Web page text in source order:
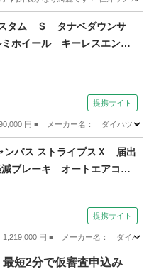
タント
タム Ｓ タナベダウンサ
ミホイール キーレスエント
ート 盗難防止システム
提携サイト
円 ■ メーカー名： ダイハツ
ンバス ストライプスＸ 届出
ブレーキ オートエアコ
ップ 電動格納式ドアミラ
進お知らせ機能 車線逸
抑制機能 ふらつき警報機
ｃ （検9.11）
提携サイト
円 ■ メーカー名： ダイハ
最短2分で仮審査申込み